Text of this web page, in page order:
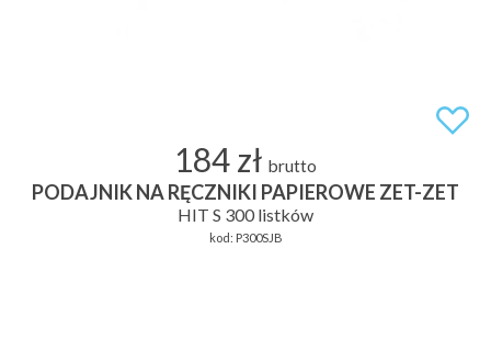
184 zł brutto
PODAJNIK NA RĘCZNIKI PAPIEROWE ZET-ZET
HIT S 300 listków
kod: P300SJB